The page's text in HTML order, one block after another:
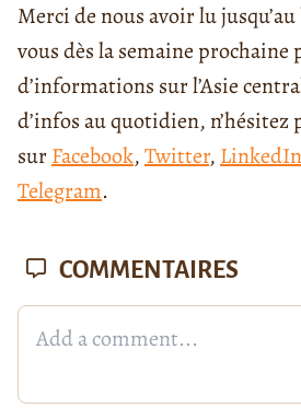
Merci de nous avoir lu
vous dès la semaine prochaine
d’informations sur l’Asie
d’infos au quotidien, n’hésitez
surFacebook,Twitter, LinkedIn
Telegram.
COMMENTAIRES